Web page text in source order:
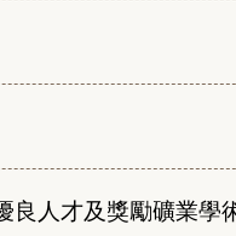
良人才及獎勵礦業學